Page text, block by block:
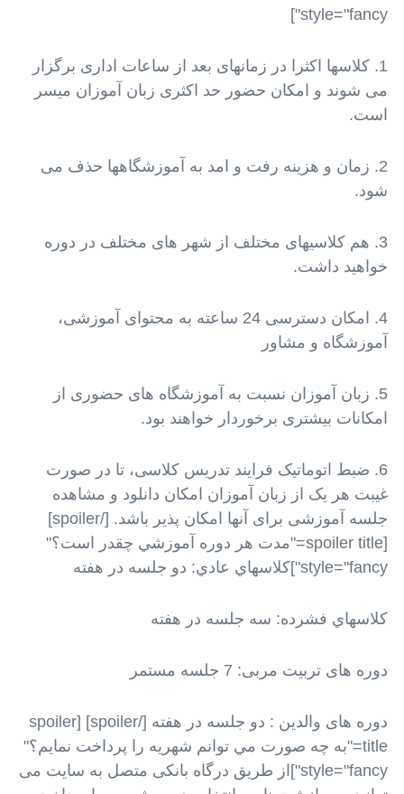
style="fancy"]
1. کلاسها اکثرا در زمانهای بعد از ساعات اداری برگزار
می شوند و امکان حضور حد اکثری زبان آموزان میسر
است.
2. زمان و هزینه رفت و امد به آموزشگاهها حذف می
شود.
3. هم کلاسیهای مختلف از شهر های مختلف در دوره
خواهید داشت.
4. امکان دسترسی 24 ساعته به محتوای آموزشی،
آموزشگاه و مشاور
5. زبان آموزان نسبت به آموزشگاه های حضوری از
امکانات بیشتری برخوردار خواهند بود.
6. ضبط اتوماتیک فرایند تدریس کلاسی، تا در صورت
غیبت هر یک از زبان آموزان امکان دانلود و مشاهده
جلسه آموزشی برای آنها امکان پذیر باشد. [/spoiler]
[spoiler title="مدت هر دوره آموزشي چقدر است؟"
style="fancy"]کلاسهاي عادي: دو جلسه در هفته
کلاسهاي فشرده: سه جلسه در هفته
دوره های تربیت مربی: 7 جلسه مستمر
دوره های والدین : دو جلسه در هفته [/spoiler] [spoiler
title="به چه صورت مي توانم شهريه را پرداخت نمايم؟"
style="fancy"]از طریق درگاه بانکی متصل به سایت می